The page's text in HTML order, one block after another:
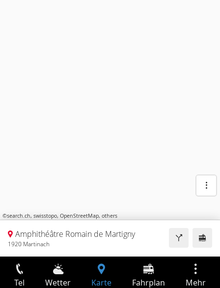
©search.ch, swisstopo, OpenStreetMap, others
Amphithéâtre Romain de Martigny
1920 Martinach
Tel Wetter Karte Fahrplan Mehr